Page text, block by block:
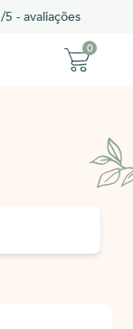
/5 - avaliações
0